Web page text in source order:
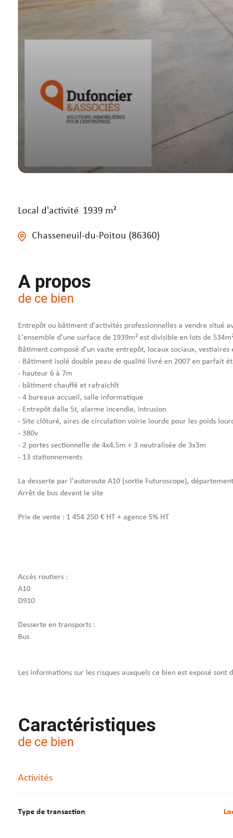
Local d'activité 1939 m²
Chasseneuil-du-Poitou (86360)
A propos
de ce bien
Entrepôt ou bâtiment d'activités professionnelles a vendre situé
L'ensemble d'une surface de 1939m² est divisible en lots de
Bâtiment composé d'un vaste entrepôt, locaux sociaux, vestiaires
- Bâtiment isolé double peau de qualité livré en 2007 en parfait
- hauteur 6 à 7m
- bâtiment chauffé et rafraichît
- 4 bureaux accueil, salle informatique
- Entrepôt dalle 5t, alarme incendie, intrusion
- Site clôturé, aires de circulation voirie lourde pour les poids
- 380v
- 2 portes sectionnelle de 4x4,5m + 3 neutralisée de 3x3m
- 13 stationnements
La desserte par l'autoroute A10 (sortie Futuroscope),
Arrêt de bus devant le site
Prix de vente : 1 454 250 € HT + agence 5% HT
Accès routiers :
A10
D910
Desserte en transports :
Bus
Les informations sur les risques auxquels ce bien est exposé
Caractéristiques
de ce bien
Activités
Type de transaction